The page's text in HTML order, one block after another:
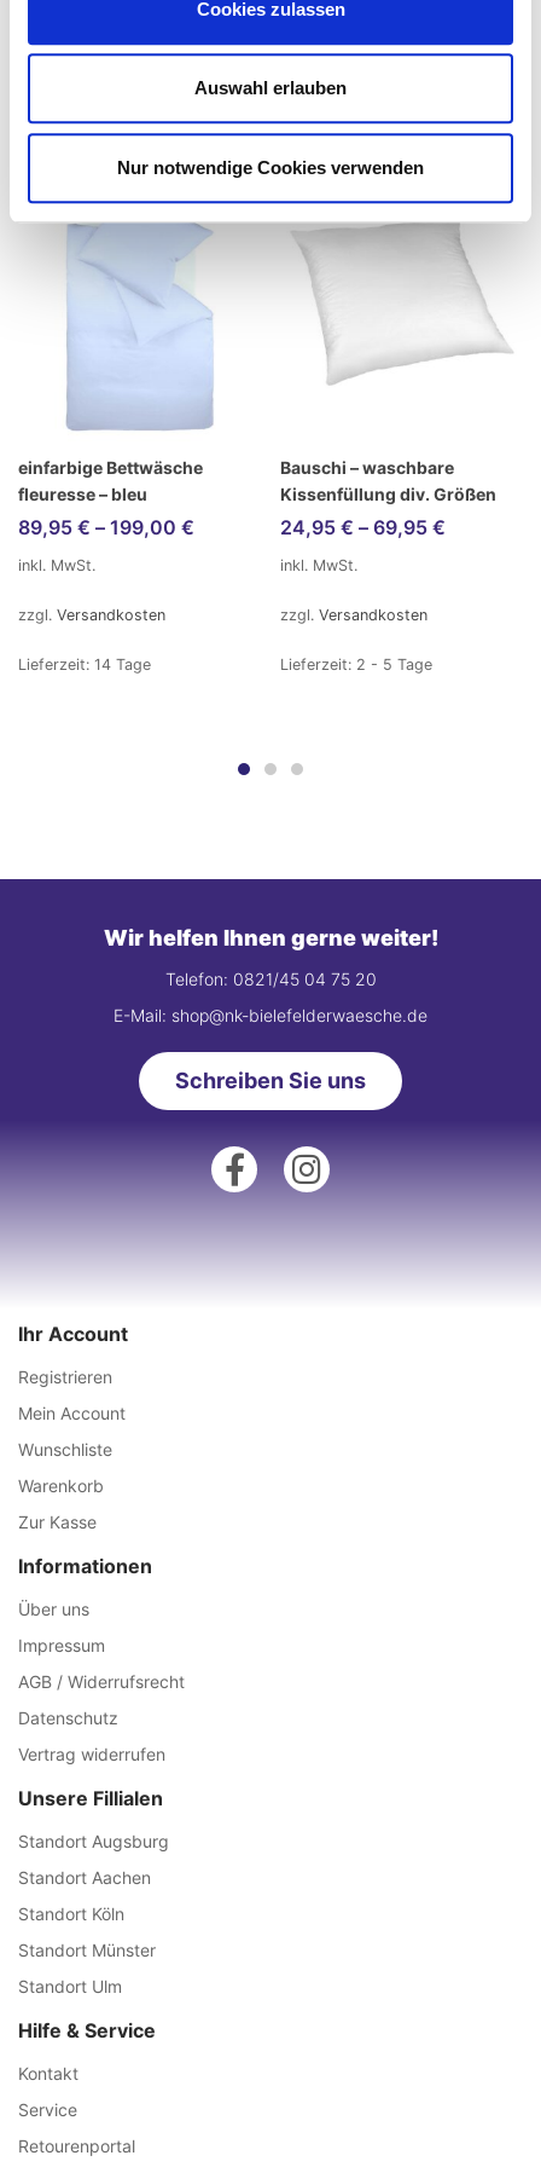
Cookies zulassen
Auswahl erlauben
Nur notwendige Cookies verwenden
einfarbige Bettwäsche
fleuresse – bleu
89,95 € – 199,00 €
inkl. MwSt.
zzgl. Versandkosten
Lieferzeit: 14 Tage
Bauschi – waschbare
Kissenfüllung div. Größen
24,95 € – 69,95 €
inkl. MwSt.
zzgl. Versandkosten
Lieferzeit: 2 - 5 Tage
Wir helfen Ihnen gerne weiter!
Telefon: 0821/45 04 75 20
E-Mail: shop@nk-bielefelderwaesche.de
Schreiben Sie uns
Ihr Account
Registrieren
Mein Account
Wunschliste
Warenkorb
Zur Kasse
Informationen
Über uns
Impressum
AGB / Widerrufsrecht
Datenschutz
Vertrag widerrufen
Unsere Fillialen
Standort Augsburg
Standort Aachen
Standort Köln
Standort Münster
Standort Ulm
Hilfe & Service
Kontakt
Service
Retourenportal